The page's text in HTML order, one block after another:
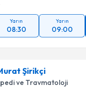
Yarın
08:30
Yarın
09:00
Şirikçi
ve Travmatoloji